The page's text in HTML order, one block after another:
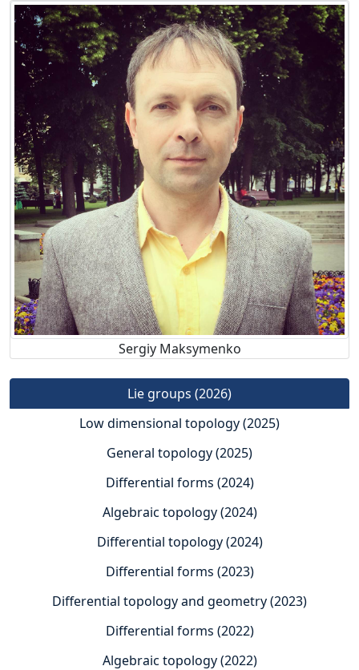
Sergiy Maksymenko
Lie groups (2026)
Low dimensional topology (2025)
General topology (2025)
Differential forms (2024)
Algebraic topology (2024)
Differential topology (2024)
Differential forms (2023)
Differential topology and geometry (2023)
Differential forms (2022)
Algebraic topology (2022)